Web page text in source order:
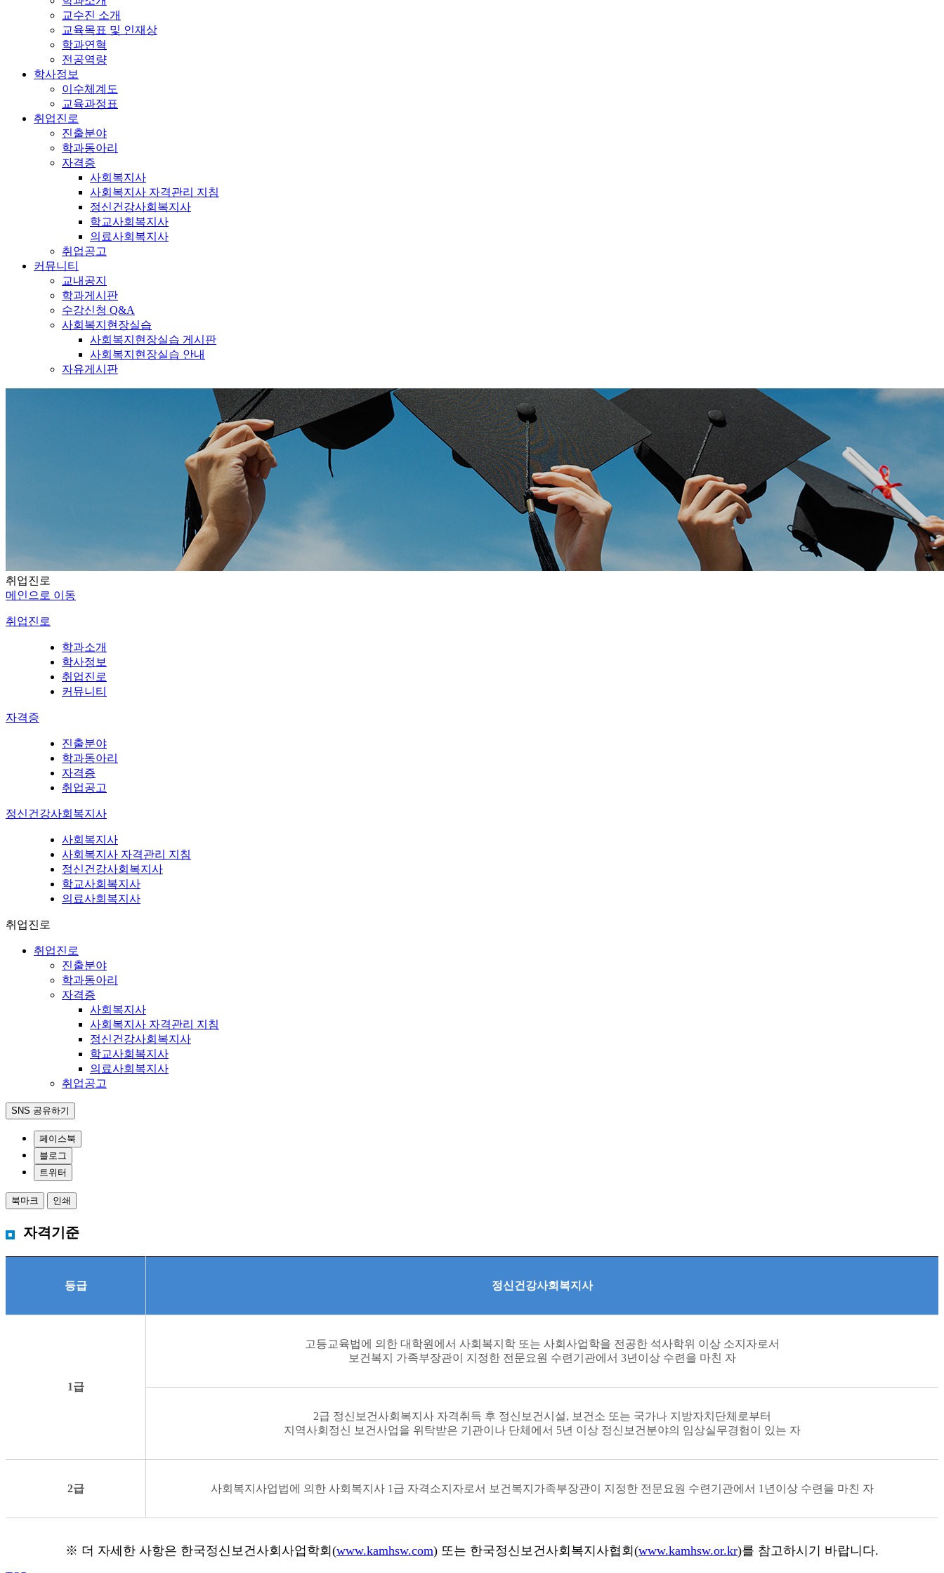
교수진 소개
교육목표 및 인재상
학과연혁
전공역량
학사정보
이수체계도
교육과정표
취업진로
진출분야
학과동아리
자격증
사회복지사
사회복지사 자격관리 지침
정신건강사회복지사
학교사회복지사
의료사회복지사
취업공고
커뮤니티
교내공지
학과게시판
수강신청 Q&A
사회복지현장실습
사회복지현장실습 게시판
사회복지현장실습 안내
자유게시판
취업진로
메인으로 이동
취업진로
학과소개
학사정보
취업진로
커뮤니티
자격증
진출분야
학과동아리
자격증
취업공고
정신건강사회복지사
사회복지사
사회복지사 자격관리 지침
정신건강사회복지사
학교사회복지사
의료사회복지사
취업진로
취업진로
진출분야
학과동아리
자격증
사회복지사
사회복지사 자격관리 지침
정신건강사회복지사
학교사회복지사
의료사회복지사
취업공고
SNS 공유하기
페이스북
블로그
트위터
북마크 인쇄
자격기준
등급 정신건강사회복지사
1급
고등교육법에 의한 대학원에서 사회복지학 또는 사회사업학을 전공한 석사학위 이상 소지자로서
보건복지 가족부장관이 지정한 전문요원 수련기관에서 3년이상 수련을 마친 자
2급 정신보건사회복지사 자격취득 후 정신보건시설, 보건소 또는 국가나 지방자치단체로부터
지역사회정신 보건사업을 위탁받은 기관이나 단체에서 5년 이상 정신보건분야의 임상실무경험이 있는 자
2급 사회복지사업법에 의한 사회복지사 1급 자격소지자로서 보건복지가족부장관이 지정한 전문요원 수련기관에서 1년이상 수련을 마친 자
※ 더 자세한 사항은 한국정신보건사회사업학회(www.kamhsw.com) 또는 한국정신보건사회복지사협회(www.kamhsw.or.kr)를 참고하시기 바랍니다.